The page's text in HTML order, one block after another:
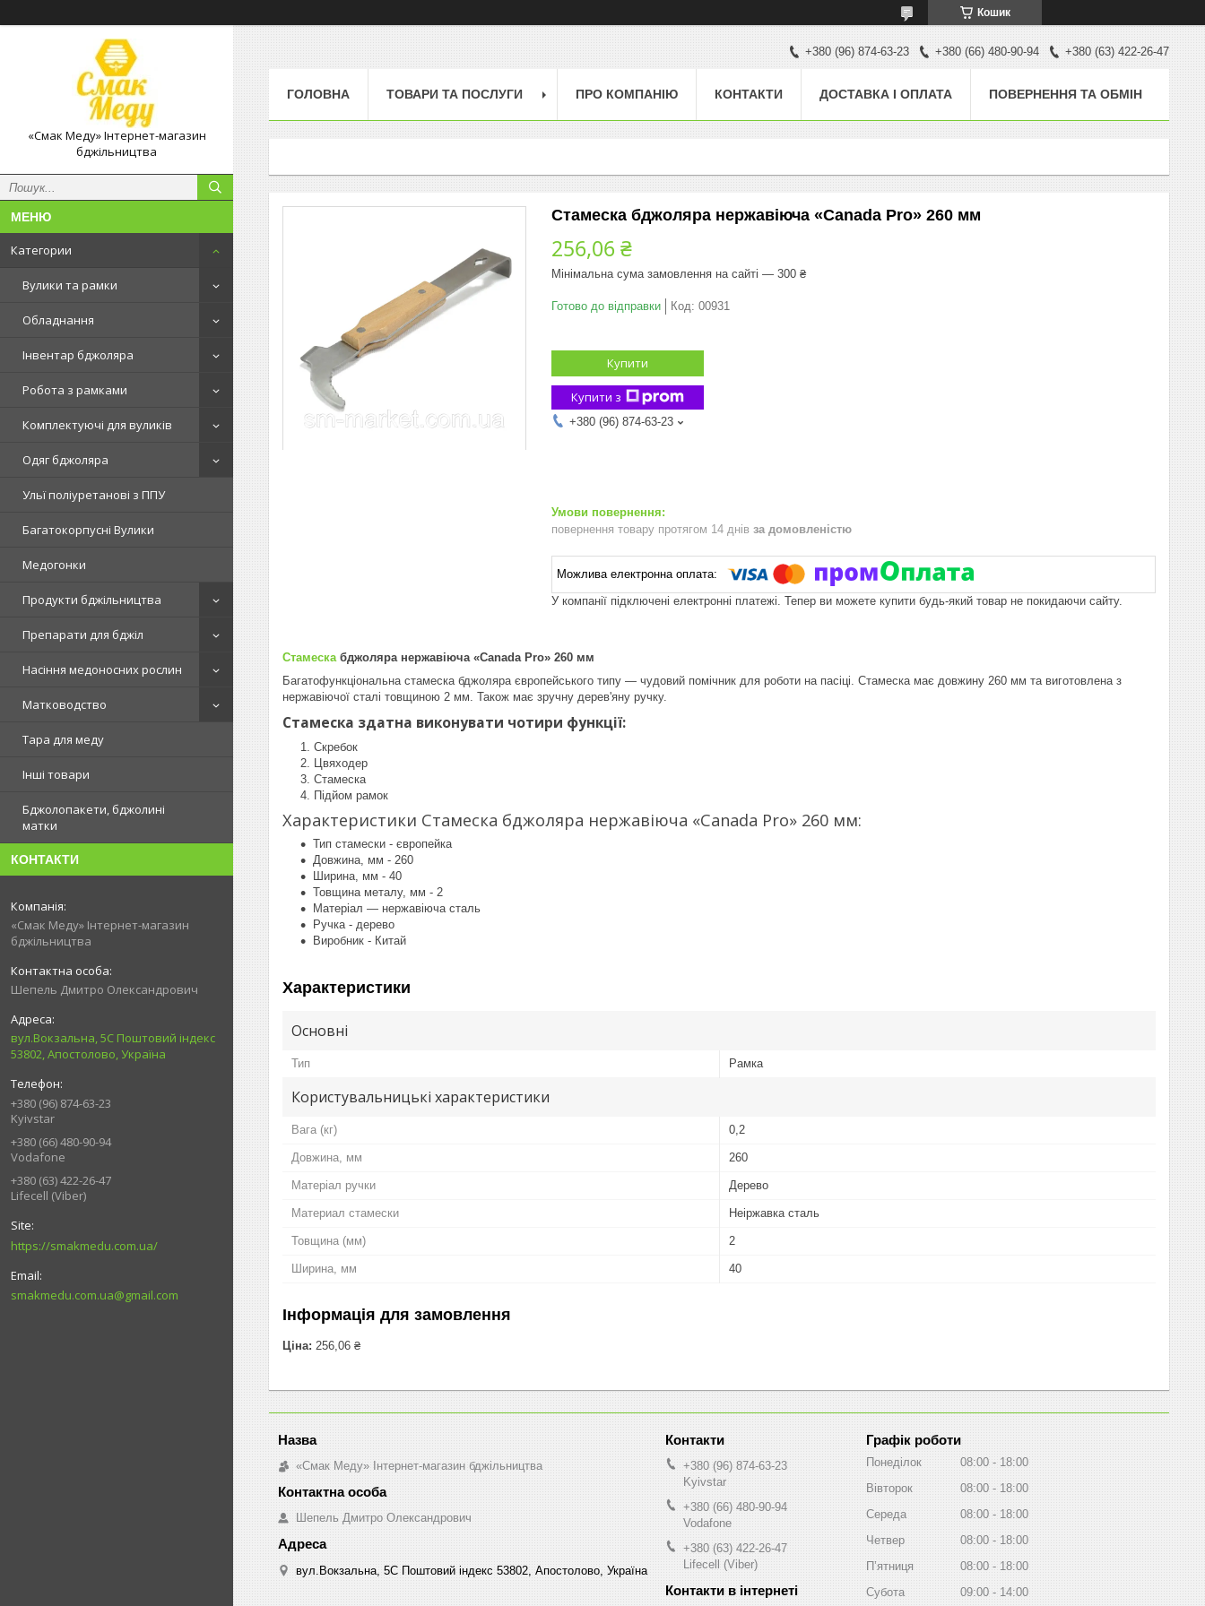
Кошик
«Смак Меду» Інтернет-магазин
бджільництва
Категории
Вулики та рамки
Обладнання
Інвентар бджоляра
Робота з рамками
Комплектуючі для вуликів
Одяг бджоляра
Ульї поліуретанові з ППУ
Багатокорпусні Вулики
Медогонки
Продукти бджільництва
Препарати для бджіл
Насіння медоносних рослин
Матководство
Тара для меду
Інші товари
Бджолопакети, бджолині
матки
КОНТАКТИ
«Смак Меду» Інтернет-магазин
бджільництва
Шепель Дмитро Олександрович
вул.Вокзальна, 5С Поштовий індекс
53802, Апостолово, Україна
+380 (96) 874-63-23
Kyivstar
+380 (66) 480-90-94
Vodafone
+380 (63) 422-26-47
Lifecell (Viber)
https://smakmedu.com.ua/
smakmedu.com.ua@gmail.com
+380 (96) 874-63-23 +380 (66) 480-90-94 +380 (63) 422-26-47
ГОЛОВНА ТОВАРИ ТА ПОСЛУГИ ПРО КОМПАНІЮ КОНТАКТИ ДОСТАВКА І ОПЛАТА ПОВЕРНЕННЯ ТА ОБМІН
Стамеска бджоляра нержавіюча «Canada Pro» 260 мм
256,06 ₴
Мінімальна сума замовлення на сайті — 300 ₴
Готово до відправки Код: 00931
Купити
Купити з
+380 (96) 874-63-23
повернення товару протягом 14 днів за домовленістю
У компанії підключені електронні платежі. Тепер ви можете купити будь-який товар не покидаючи сайту.
Стамеска бджоляра нержавіюча «Canada Pro» 260 мм
Багатофункціональна стамеска бджоляра європейського типу — чудовий помічник для роботи на пасіці. Стамеска має довжину 260 мм та виготовлена ​​з
нержавіючої сталі товщиною 2 мм. Також має зручну дерев'яну ручку.
Стамеска здатна виконувати чотири функції:
Скребок
Цвяходер
Стамеска
Підйом рамок
Характеристики Стамеска бджоляра нержавіюча «Canada Pro» 260 мм:
Тип стамески - європейка
Довжина, мм - 260
Ширина, мм - 40
Товщина металу, мм - 2
Матеріал — нержавіюча сталь
Ручка - дерево
Виробник - Китай
Характеристики
Основні
Тип Рамка
Користувальницькі характеристики
Вага (кг) 0,2
Довжина, мм 260
Матеріал ручки Дерево
Материал стамески Неіржавка сталь
Товщина (мм) 2
Ширина, мм 40
Інформація для замовлення
Ціна: 256,06 ₴
«Смак Меду» Інтернет-магазин бджільництва
Шепель Дмитро Олександрович
вул.Вокзальна, 5С Поштовий індекс 53802, Апостолово, Україна
+380 (96) 874-63-23
Kyivstar
+380 (66) 480-90-94
Vodafone
+380 (63) 422-26-47
Lifecell (Viber)
Графік роботи
Понеділок 08:00
18:00
Вівторок
08:00
18:00
Середа
08:00
18:00
Четвер
08:00
18:00
Пʼятниця
08:00
18:00
Субота
09:00 14:00